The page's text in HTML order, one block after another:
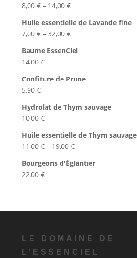
8,00 €– 14,00 €
Huile essentielle de Lavande fine
7,00 €– 32,00 €
Baume EssenCiel
14,00 €
Confiture de Prune
5,90 €
Hydrolat de Thym sauvage
10,00 €
Huile essentielle de Thym sauvage
11,00 €– 19,00 €
Bourgeons d'Églantier
22,00 €
LE DOMAINE DE
L’ESSENCIEL